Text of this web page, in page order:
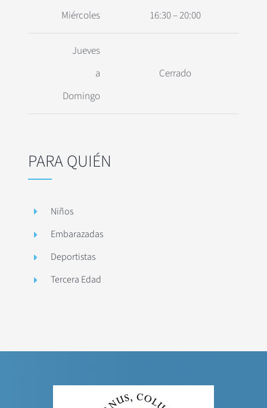
Miércoles
16:30 – 20:00
Jueves
a
Domingo
Cerrado
PARA QUIÉN
Niños
Embarazadas
Deportistas
Tercera Edad